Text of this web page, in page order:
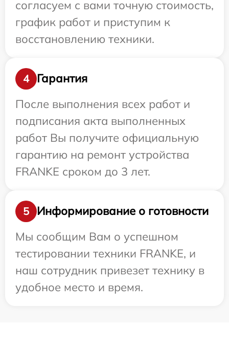
согласуем с вами точную стоимость,
график работ и приступим к
восстановлению техники.
4
Гарантия
После выполнения всех работ и
подписания акта выполненных
работ Вы получите официальную
гарантию на ремонт устройства
FRANKE сроком до 3 лет.
5
Информирование о готовности
Мы сообщим Вам о успешном
тестировании техники FRANKE, и
наш сотрудник привезет технику в
удобное место и время.